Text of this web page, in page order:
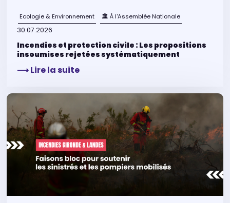
Ecologie & Environnement 🏛 À l'Assemblée Nationale
30.07.2026
Incendies et protection civile : Les propositions
insoumises rejetées systématiquement
⟶ Lire la suite